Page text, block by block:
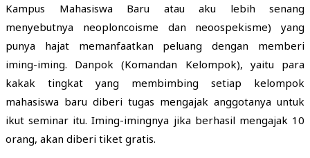
Kampus Mahasiswa Baru atau aku lebih senang
menyebutnya neoploncoisme dan neoospekisme) yang
punya hajat memanfaatkan peluang dengan memberi
iming-iming. Danpok (Komandan Kelompok), yaitu para
kakak tingkat yang membimbing setiap kelompok
mahasiswa baru diberi tugas mengajak anggotanya untuk
ikut seminar itu. Iming-imingnya jika berhasil mengajak 10
orang, akan diberi tiket gratis.